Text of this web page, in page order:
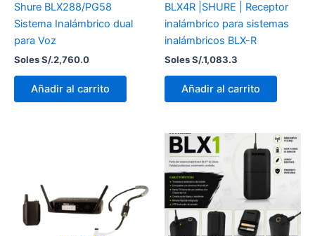
Shure BLX288/PG58
Sistema Inalámbrico dual
para Voz
Soles S/.2,760.0
Añadir al carrito
BLX4R |SHURE | Receptor
inalámbrico para sistemas
inalámbricos BLX-R
Soles S/.1,083.3
Añadir al carrito